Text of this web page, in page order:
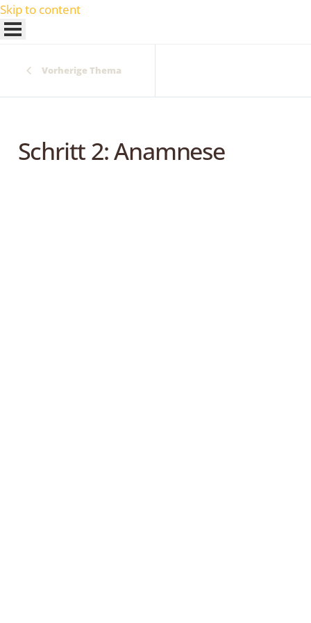
Skip to content
Vorherige Thema
Schritt 2: Anamnese